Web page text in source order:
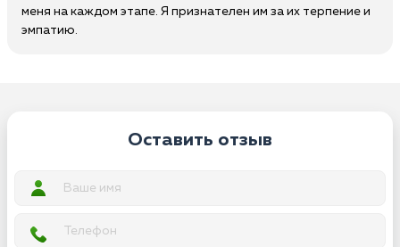
меня на каждом этапе. Я признателен им за их терпение и
эмпатию.
Оставить отзыв